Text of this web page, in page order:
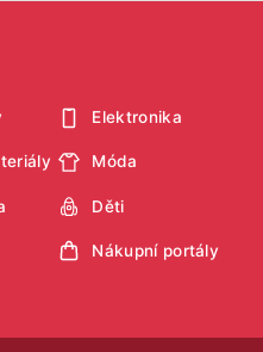
Elektronika
Móda
Děti
Nákupní portály